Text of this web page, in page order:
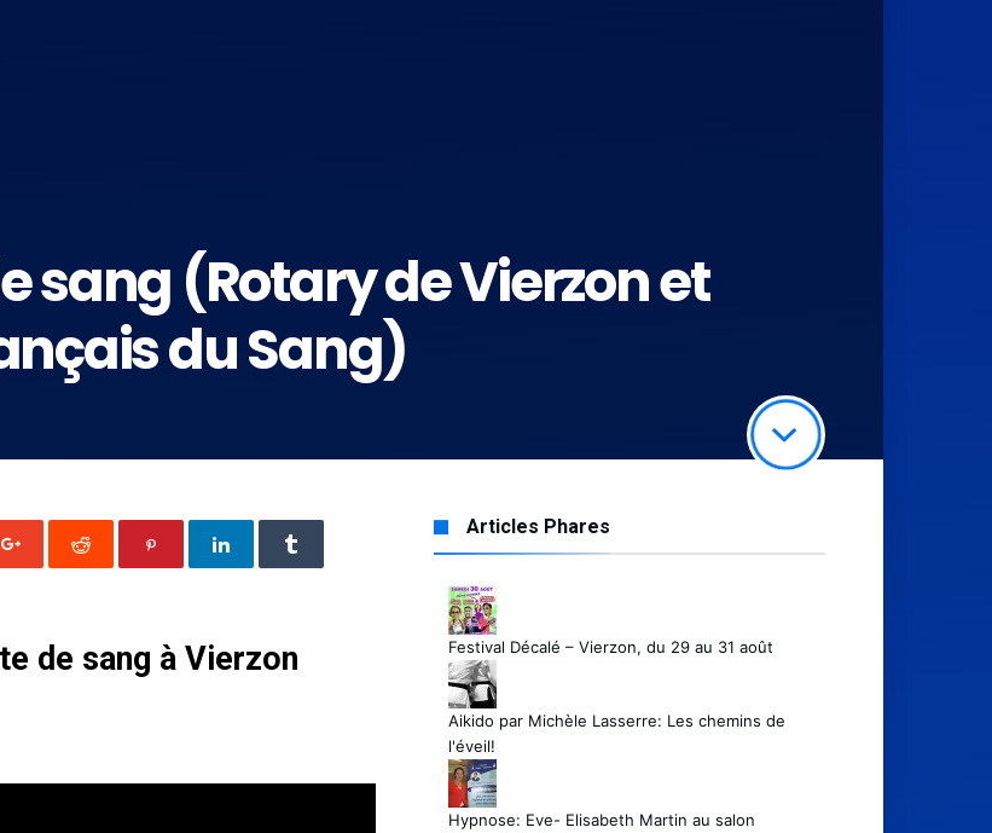
sang (Rotary de Vierzon et
du Sang)
de sang à Vierzon
Articles Phares
Festival Décalé – Vierzon, du 29 au 31 août
Aikido par Michèle Lasserre: Les chemins de
l'éveil!
Hypnose: Eve- Elisabeth Martin au salon